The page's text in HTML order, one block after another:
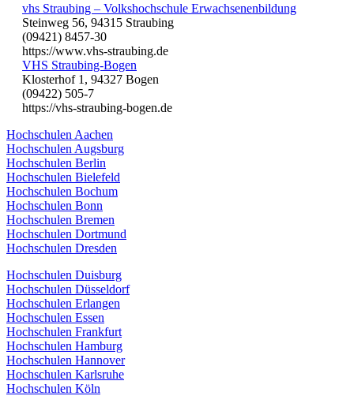
vhs Straubing – Volkshochschule Erwachsenenbildung
Steinweg 56, 94315 Straubing
(09421) 8457-30
https://www.vhs-straubing.de
VHS Straubing-Bogen
Klosterhof 1, 94327 Bogen
(09422) 505-7
https://vhs-straubing-bogen.de
Hochschulen Aachen
Hochschulen Augsburg
Hochschulen Berlin
Hochschulen Bielefeld
Hochschulen Bochum
Hochschulen Bonn
Hochschulen Bremen
Hochschulen Dortmund
Hochschulen Dresden
Hochschulen Duisburg
Hochschulen Düsseldorf
Hochschulen Erlangen
Hochschulen Essen
Hochschulen Frankfurt
Hochschulen Hamburg
Hochschulen Hannover
Hochschulen Karlsruhe
Hochschulen Köln